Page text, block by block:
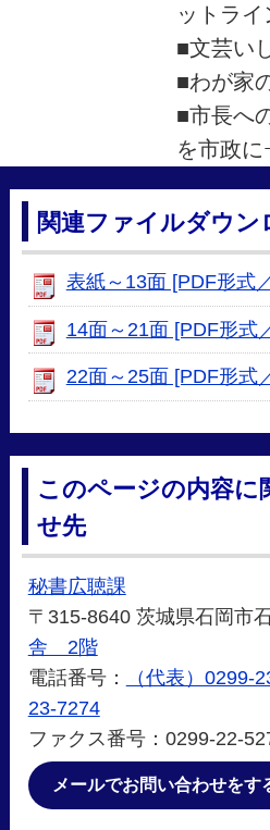
ットライ
■文芸い
■わが家
■市長へ
を市政に
関連ファイルダウン
表紙～13面 [PDF形式
14面～21面 [PDF形式
22面～25面 [PDF形式
このページの内容に
せ先
秘書広聴課
〒315-8640 茨城県石岡市
舎 2階
電話番号：
（代表）0299-
23-7274
ファクス番号：0299-22-
メールでお問い合わせをす